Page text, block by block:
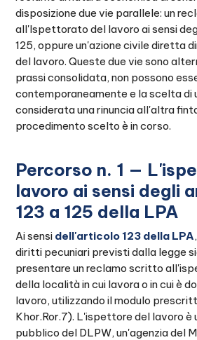
disposizione due vie parallele: un
all'Ispettorato del lavoro ai sensi
125, oppure un'azione civile diretta
del lavoro. Queste due vie sono
prassi consolidata, non possono
contemporaneamente e la scelta di
considerata una rinuncia all'altra
procedimento scelto è in corso.
Percorso n. 1 —
lavoro ai sensi degli
123 a 125 della LPA
Ai sensi dell'articolo 123 della LPA
diritti pecuniari previsti dalla legge
presentare un reclamo scritto
della località in cui lavora o in cui è
lavoro, utilizzando il modulo
Khor.Ror.7). L'ispettore del lavoro è
pubblico del DLPW, un'agenzia del